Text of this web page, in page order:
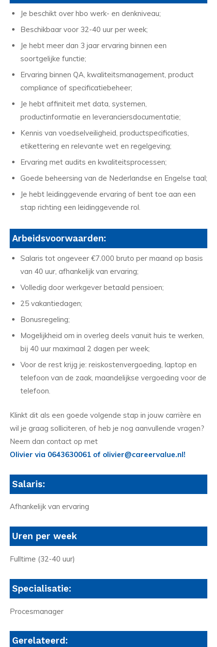
Je beschikt over hbo werk- en denkniveau;
Beschikbaar voor 32-40 uur per week;
Je hebt meer dan 3 jaar ervaring binnen een
soortgelijke functie;
Ervaring binnen QA, kwaliteitsmanagement, product
compliance of specificatiebeheer;
Je hebt affiniteit met data, systemen,
productinformatie en leveranciersdocumentatie;
Kennis van voedselveiligheid, productspecificaties,
etikettering en relevante wet en regelgeving;
Ervaring met audits en kwaliteitsprocessen;
Goede beheersing van de Nederlandse en Engelse taal;
Je hebt leidinggevende ervaring of bent toe aan een
stap richting een leidinggevende rol.
Arbeidsvoorwaarden:
Salaris tot ongeveer €7.000 bruto per maand op basis
van 40 uur, afhankelijk van ervaring;
Volledig door werkgever betaald pensioen;
25 vakantiedagen;
Bonusregeling;
Mogelijkheid om in overleg deels vanuit huis te werken,
bij 40 uur maximaal 2 dagen per week;
Voor de rest krijg je: reiskostenvergoeding, laptop en
telefoon van de zaak, maandelijkse vergoeding voor de
telefoon.
Klinkt dit als een goede volgende stap in jouw carrière en
wil je graag solliciteren, of heb je nog aanvullende vragen?
Neem dan contact op met
Olivier via 0643630061 of olivier@careervalue.nl!
Salaris:
Afhankelijk van ervaring
Uren per week
Fulltime (32-40 uur)
Specialisatie:
Procesmanager
Gerelateerd: